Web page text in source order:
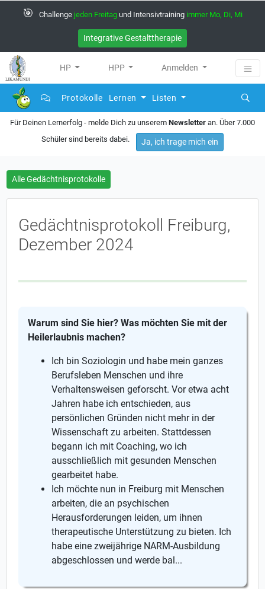
🎯 Challenge jeden Freitag und Intensivtraining immer Mo, Di, Mi
Integrative Gestalttherapie
HP HPP Anmelden
Protokolle Lernen Listen
Für Deinen Lernerfolg - melde Dich zu unserem Newsletter an. Über 7.000
Schüler sind bereits dabei.
Ja, ich trage mich ein
Alle Gedächtnisprotokolle
Gedächtnisprotokoll Freiburg,
Dezember 2024
Warum sind Sie hier? Was möchten Sie mit der
Heilerlaubnis machen?
Ich bin Soziologin und habe mein ganzes
Berufsleben Menschen und ihre
Verhaltensweisen geforscht. Vor etwa acht
Jahren habe ich entschieden, aus
persönlichen Gründen nicht mehr in der
Wissenschaft zu arbeiten. Stattdessen
begann ich mit Coaching, wo ich
ausschließlich mit gesunden Menschen
gearbeitet habe.
Ich möchte nun in Freiburg mit Menschen
arbeiten, die an psychischen
Herausforderungen leiden, um ihnen
therapeutische Unterstützung zu bieten. Ich
habe eine zweijährige NARM-Ausbildung
abgeschlossen und werde bal...